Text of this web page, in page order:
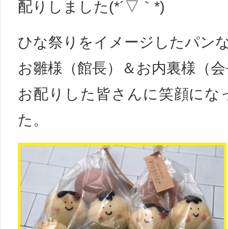
配りしました(*´▽｀*)
ひな祭りをイメージしたパン
お雛様（館長）＆お内裏様（
お配りした皆さんに笑顔にな
た。